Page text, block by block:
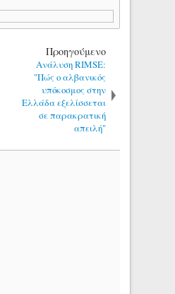
Προηγούμενο
Ανάλυση RIMSE:
"Πώς ο αλβανικός
υπόκοσμος στην
Ελλάδα εξελίσσεται
σε παρακρατική
απειλή"